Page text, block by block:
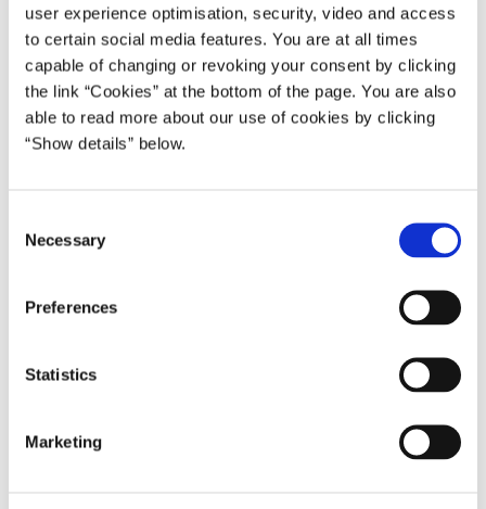
user experience optimisation, security, video and access
to certain social media features. You are at all times
capable of changing or revoking your consent by clicking
the link “Cookies” at the bottom of the page. You are also
able to read more about our use of cookies by clicking
“Show details” below.
Necessary
Preferences
Statistics
Marketing
Morten Aastrup Jørgensen kommer fra en stilling som chef for
politisk økonomisk afdeling i SF. Morten Aastrup Jørgensen er
uddannet cand.polit. fra Københavns Universitet.
Økonomi- og indenrigsministeren ansætter
særlig rådgiver
affairs chef i Danmarks Naturfredningsforening.Thomas